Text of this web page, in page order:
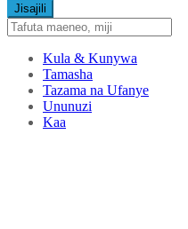
Jisajili
Kula & Kunywa
Tamasha
Tazama na Ufanye
Ununuzi
Kaa